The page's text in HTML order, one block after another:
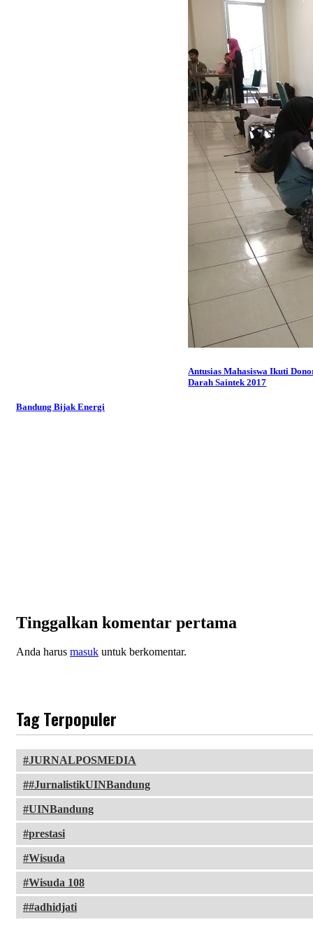
Bandung Bijak Energi
Antusias Mahasiswa Ikuti
Darah Saintek 2017
Tinggalkan komentar pertama
Anda harus masuk untuk berkomentar.
Tag Terpopuler
JURNALPOSMEDIA
#JurnalistikUINBandung
UINBandung
prestasi
Wisuda
Wisuda 108
#adhidjati